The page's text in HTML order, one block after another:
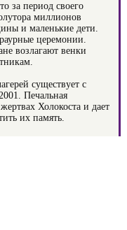
за период своего
миллионов
и маленькие дети.
церемонии.
возлагают венки
существует с
Печальная
Холокоста и дает
их память.